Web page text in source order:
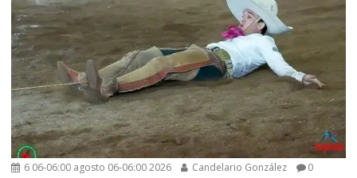
6 06-06:00 agosto 06-06:00 2026 Candelario González 0